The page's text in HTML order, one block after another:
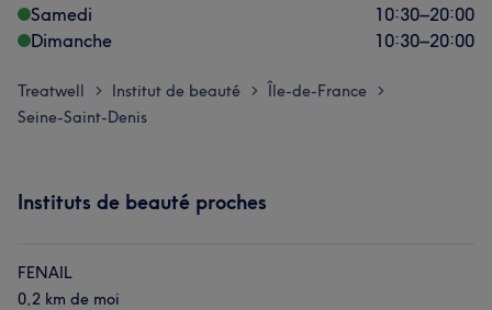
Samedi
10:30–20:00
Dimanche
10:30–20:00
Treatwell > Institut de beauté > Île-de-France >
Seine-Saint-Denis
Instituts de beauté proches
FENAIL
0,2 km de moi